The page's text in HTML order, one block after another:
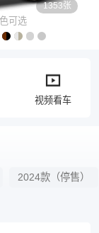
1353张
可选
视频看车
2024款（停售）